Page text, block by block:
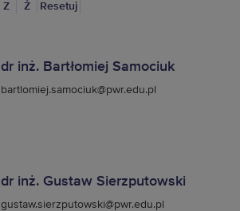
Z Ż Resetuj
dr inż. Bartłomiej Samociuk
bartlomiej.samociuk@pwr.edu.pl
dr inż. Gustaw Sierzputowski
gustaw.sierzputowski@pwr.edu.pl